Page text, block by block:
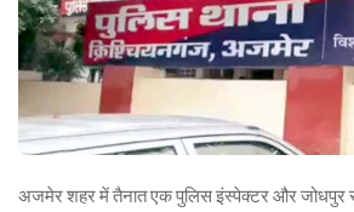
अजमेर शहर में तैनात एक पुलिस इंस्पेक्टर और जोधपुर